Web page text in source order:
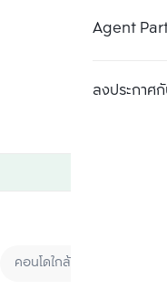
Agent
ลงประกาศกั
คอนโดใกล้ BTS